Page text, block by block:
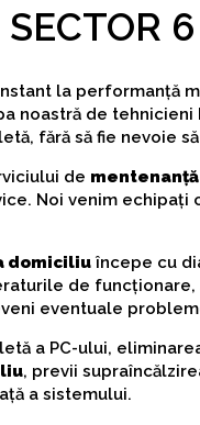
la performanță
noastră de
fără să fie nevoie
de
Noi venim
domiciliu începe cu
de funcționare,
eventuale
a PC-ului,
, previi
a sistemului.